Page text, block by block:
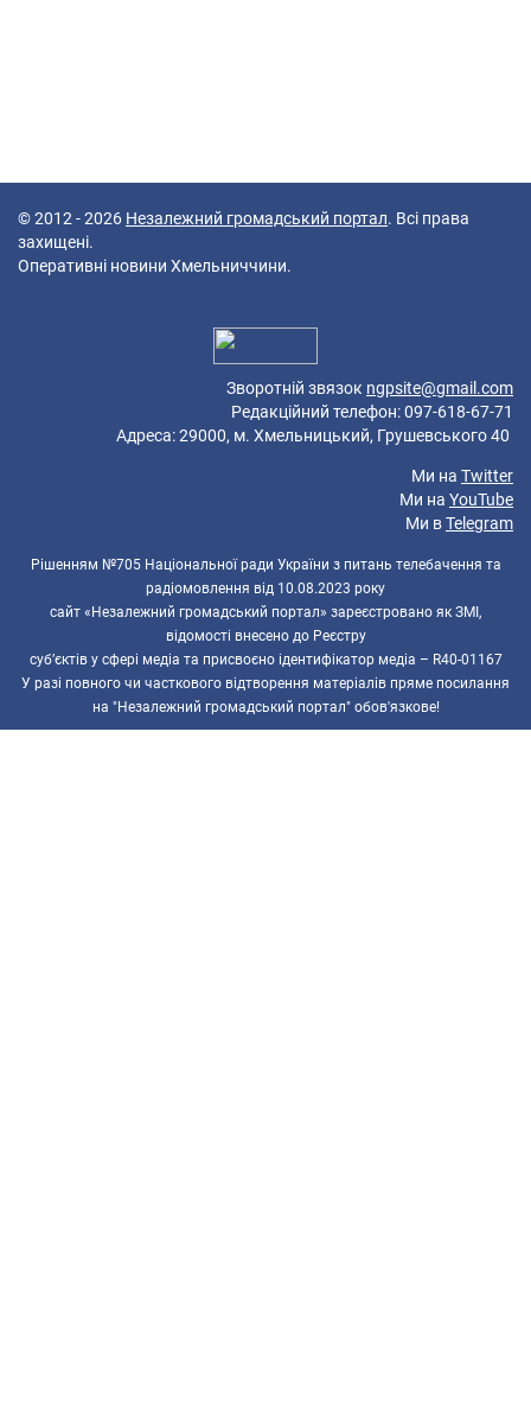
© 2012 - 2026 Незалежний громадський портал. Всі права
захищені.
Оперативні новини Хмельниччини.
Зворотній звязок ngpsite@gmail.com
Редакційний телефон: 097-618-67-71
Адреса: 29000, м. Хмельницький, Грушевського 40
Ми на Twitter
Ми на YouTube
Ми вTelegram
Рішенням №705 Національної ради України з питань телебачення та
радіомовлення від 10.08.2023 року
сайт «Незалежний громадський портал» зареєстровано як ЗМІ,
відомості внесено до Реєстру
суб’єктів у сфері медіа та присвоєно ідентифікатор медіа – R40-01167
У разі повного чи часткового відтворення матеріалів пряме посилання
на "Незалежний громадський портал" обов'язкове!